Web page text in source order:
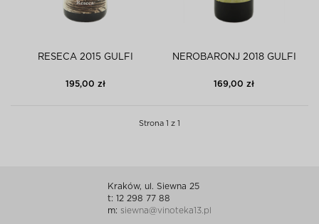
RESECA 2015 GULFI
195,00 zł
NEROBARONJ 2018 GULFI
169,00 zł
Strona 1 z 1
Kraków, ul. Siewna 25
t: 12 298 77 88
m: siewna@vinoteka13.pl